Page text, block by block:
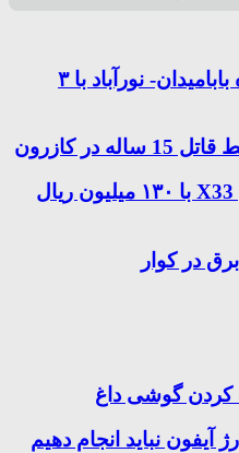
واژگونی پژو۲۰۶ در جاده بابامیدان- نورآباد با ۳
توقیف خودروی ام‌وی‌ام X33 با ۱۳۰ میلیون ریال
در کوار
کردن گوشی داغ
آیفون نباید انجام دهیم